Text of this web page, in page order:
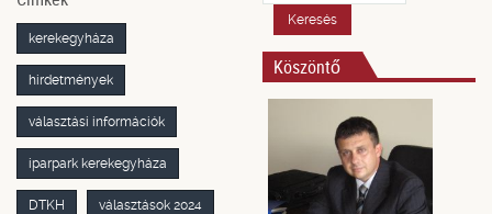
kerekegyháza
hirdetmények
választási információk
iparpark kerekegyháza
DTKH választások 2024
Keresés
Köszöntő